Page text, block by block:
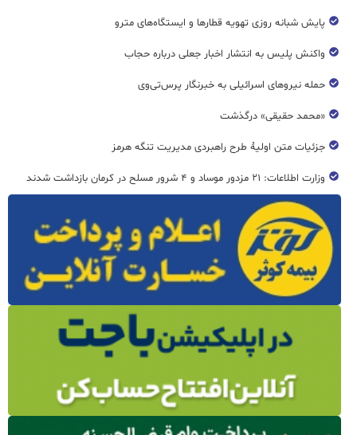
پایش شبانه روزی تهویه قطار‌ها و ایستگاه‌های مترو
واکنش پلیس به انتشار اخبار جعلی درباره حجاب
حمله نیروهای اسرائیلی به خبرنگار پرس‌تی‌وی
«محمد حقیقی» درگذشت
جزئیات متن اولیۀ طرح راهبردی مدیریت تنگه هرمز
وزارت اطلاعات: ۲۱ مزدور موساد و ۴ شرور مسلح در کرمان بازداشت شدند